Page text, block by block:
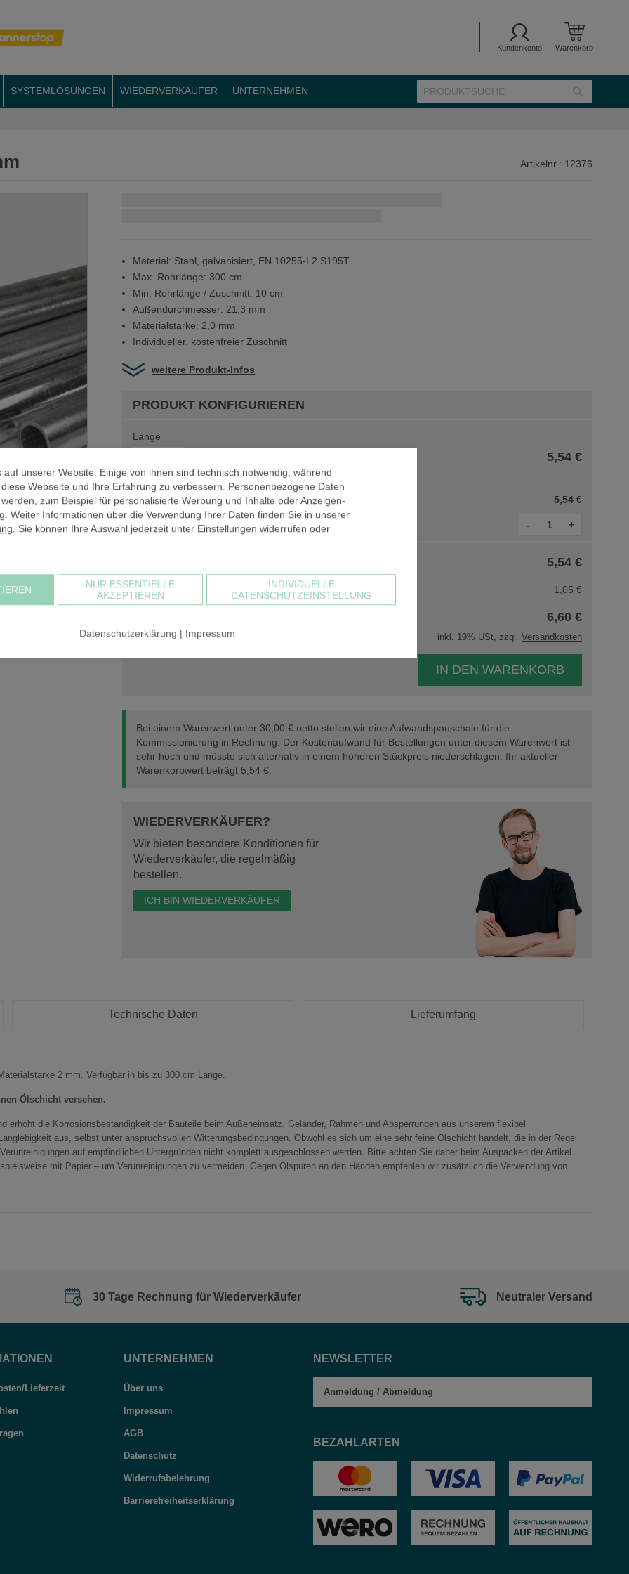
auf unserer Website. Einige von ihnen sind technisch notwendig, während
Webseite und Ihre Erfahrung zu verbessern. Personenbezogene Daten
zum Beispiel für personalisierte Werbung und Inhalte oder Anzeigen-
Weiter Informationen über die Verwendung Ihrer Daten finden Sie in unserer
. Sie können Ihre Auswahl jederzeit unter Einstellungen widerrufen oder
INDIVIDUELLE
DATENSCHUTZEINSTELLUNG
NUR ESSENTIELLE
AKZEPTIEREN
Datenschutzerklärung | Impressum
Kundenkonto Warenkorb
SYSTEMLÖSUNGEN WIEDERVERKÄUFER
UNTERNEHMEN
Suche
SUCHE
Artikelnr.: 12376
Material: Stahl, galvanisiert, EN 10255-L2 S195T
Max. Rohrlänge: 300 cm
Min. Rohrlänge / Zuschnitt: 10 cm
Außendurchmesser: 21,3 mm
Materialstärke: 2,0 mm
Individueller, kostenfreier Zuschnitt
weitere Produkt-Infos
PRODUKT KONFIGURIEREN
Länge
5,54 €
PREIS PRO STK. NETTO 5,54 €
Anzahl - +
5,54 €
zzgl. 19% USt 1,05 €
6,60 €
inkl. 19% USt, zzgl. Versandkosten
IN DEN WARENKORB
Bei einem Warenwert unter 30,00 € netto stellen wir eine Aufwandspauschale für die
Kommissionierung in Rechnung. Der Kostenaufwand für Bestellungen unter diesem Warenwert ist
sehr hoch und müsste sich alternativ in einem höheren Stückpreis niederschlagen. Ihr aktueller
Warenkorbwert beträgt 5,54 €
WIEDERVERKÄUFER?
Wir bieten besondere Konditionen für
Wiederverkäufer, die regelmäßig
bestellen.
ICH BIN WIEDERVERKÄUFER
2 mm. Verfügbar in bis zu 300 cm Länge.
Ölschicht versehen.
die Korrosionsbeständigkeit der Bauteile beim Außeneinsatz. Geländer, Rahmen und Absperrungen aus unserem flexibel
aus, selbst unter anspruchsvollen Witterungsbedingungen. Obwohl es sich um eine sehr feine Ölschicht handelt, die in der Regel
auf empfindlichen Untergründen nicht komplett ausgeschlossen werden. Bitte achten Sie daher beim Auspacken der Artikel
mit Papier – um Verunreinigungen zu vermeiden. Gegen Ölspuren an den Händen empfehlen wir zusätzlich die Verwendung von
Technische Daten Lieferumfang
30 Tage Rechnung für Wiederverkäufer Neutraler Versand
Lieferzeit
UNTERNEHMEN
Über uns
Impressum
AGB
Datenschutz
Widerrufsbelehrung
Barrierefreiheitserklärung
NEWSLETTER
Anmeldung / Abmeldung
BEZAHLARTEN